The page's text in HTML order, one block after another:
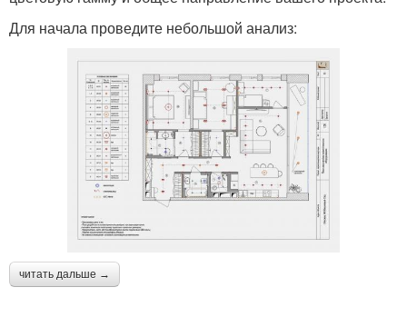
Для начала проведите небольшой анализ:
читать дальше →